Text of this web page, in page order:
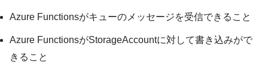
Azure Functionsがキューのメッセージを受信できること
Azure FunctionsがStorageAccountに対して書き込みがで
きること